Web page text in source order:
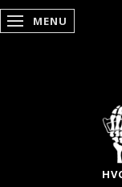
SKIFTE NAVIGATION
MENU